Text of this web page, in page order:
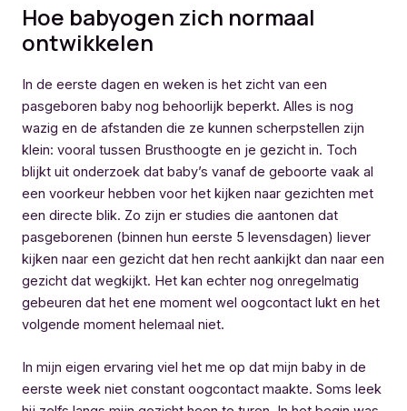
Hoe babyogen zich normaal
ontwikkelen
In de eerste dagen en weken is het zicht van een
pasgeboren baby nog behoorlijk beperkt. Alles is nog
wazig en de afstanden die ze kunnen scherpstellen zijn
klein: vooral tussen Brusthoogte en je gezicht in. Toch
blijkt uit onderzoek dat baby’s vanaf de geboorte vaak al
een voorkeur hebben voor het kijken naar gezichten met
een directe blik. Zo zijn er studies die aantonen dat
pasgeborenen (binnen hun eerste 5 levensdagen) liever
kijken naar een gezicht dat hen recht aankijkt dan naar een
gezicht dat wegkijkt. Het kan echter nog onregelmatig
gebeuren dat het ene moment wel oogcontact lukt en het
volgende moment helemaal niet.
In mijn eigen ervaring viel het me op dat mijn baby in de
eerste week niet constant oogcontact maakte. Soms leek